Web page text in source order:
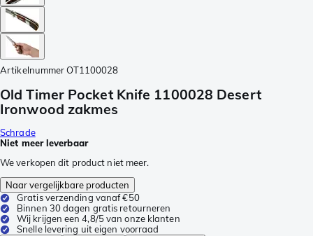
Artikelnummer OT1100028
Old Timer Pocket Knife 1100028 Desert
Ironwood zakmes
Schrade
Niet meer leverbaar
We verkopen dit product niet meer.
Naar vergelijkbare producten
Gratis verzending vanaf €50
Binnen 30 dagen gratis retourneren
Wij krijgen een 4,8/5 van onze klanten
Snelle levering uit eigen voorraad